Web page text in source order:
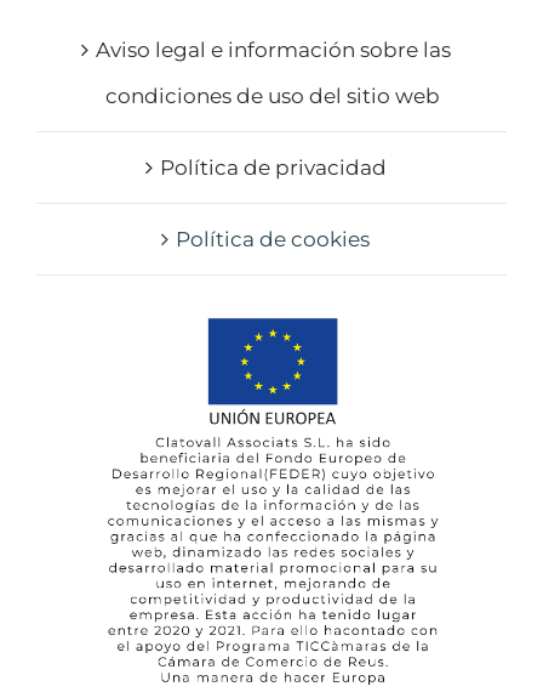
Aviso legal e información sobre las
condiciones de uso del sitio web
Política de privacidad
Política de cookies